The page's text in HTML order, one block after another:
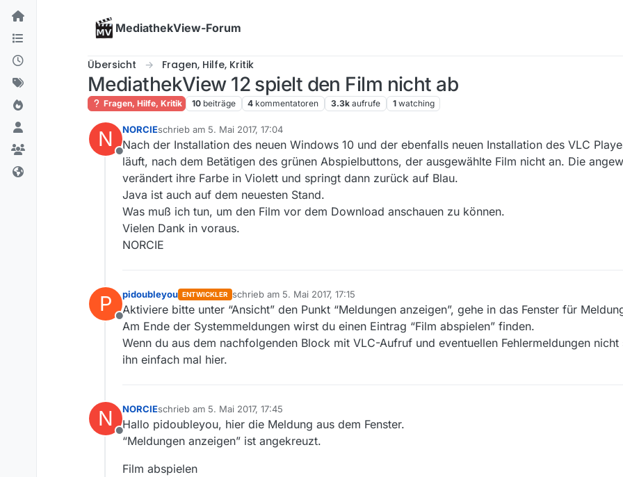
Skip to content
MediathekView-Forum
Übersicht Fragen, Hilfe, Kritik
MediathekView 12 spielt den Film nicht ab
Fragen, Hilfe, Kritik 10 beiträge 4 kommentatoren 3.3k aufrufe 1 watching
N
Offline
NORCIEschrieb am 5. Mai 2017, 17:04
zuletzt editiert von
Nach der Installation des neuen Windows 10 und der ebenfalls neuen Installation des VLC
läuft, nach dem Betätigen des grünen Abspielbuttons, der ausgewählte Film nicht an. Die
verändert ihre Farbe in Violett und springt dann zurück auf Blau.
Java ist auch auf dem neuesten Stand.
Was muß ich tun, um den Film vor dem Download anschauen zu können.
Vielen Dank in voraus.
NORCIE
P
Offline
pidoubleyou ENTWICKLER schrieb am 5. Mai 2017, 17:15
zuletzt editiert von
Aktiviere bitte unter “Ansicht” den Punkt “Meldungen anzeigen”, gehe in das Fenster für
Am Ende der Systemmeldungen wirst du einen Eintrag “Film abspielen” finden.
Wenn du aus dem nachfolgenden Block mit VLC-Aufruf und eventuellen Fehlermeldungen
ihn einfach mal hier.
N
Offline
NORCIEschrieb am 5. Mai 2017, 17:45
zuletzt editiert von
Hallo pidoubleyou, hier die Meldung aus dem Fenster.
“Meldungen anzeigen” ist angekreuzt.
Film abspielen